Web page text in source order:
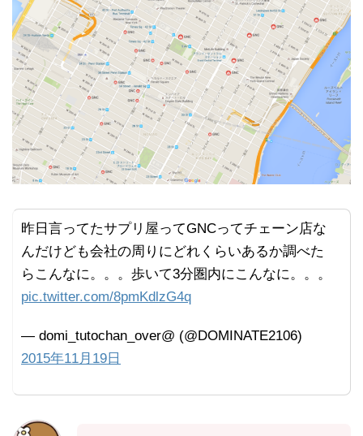
昨日言ってたサプリ屋ってGNCってチェーン店な
んだけども会社の周りにどれくらいあるか調べた
らこんなに。。。歩いて3分圏内にこんなに。。。
pic.twitter.com/8pmKdlzG4q
— domi_tutochan_over@ (@DOMINATE2106)
2015年11月19日